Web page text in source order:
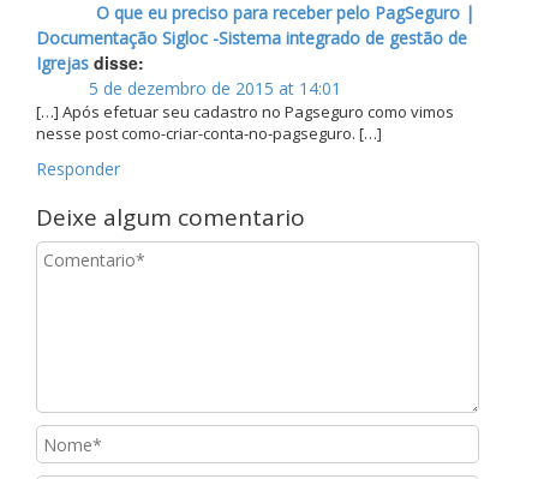
O que eu preciso para receber pelo PagSeguro |
Documentação Sigloc -Sistema integrado de gestão de
Igrejas disse:
5 de dezembro de 2015 at 14:01
[…] Após efetuar seu cadastro no Pagseguro como vimos
nesse post como-criar-conta-no-pagseguro. […]
Responder
Deixe algum comentario